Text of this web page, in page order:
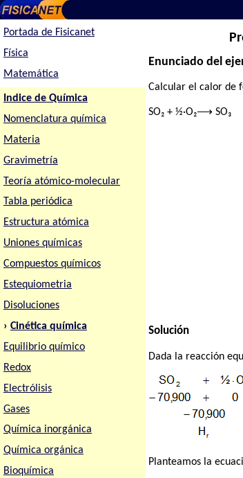
Portada de Fisicanet
Física
Matemática
Indice de Química
Nomenclatura química
Materia
Gravimetría
Teoría atómico-molecular
Tabla periódica
Estructura atómica
Uniones químicas
Compuestos químicos
Estequiometria
Disoluciones
› Cinética química
Equilibrio químico
Redox
Electrólisis
Gases
Química inorgánica
Química orgánica
Bioquímica
Enunciado del
Calcular el calor de
SO₂ + ½·O₂⟶ SO₃
Solución
Dada la reacción
Planteamos la